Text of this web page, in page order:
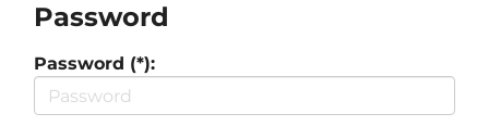
Password
Password (*):